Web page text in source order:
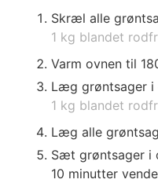
Skræl alle
1 kg blandet
Varm ovnen til
Læg grøntsager i
1 kg blandet
Læg alle
Sæt grøntsager i
10 minutter